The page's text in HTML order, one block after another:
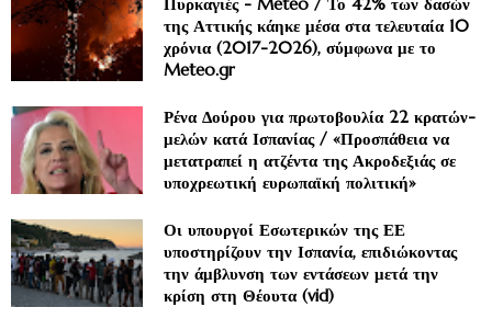
της Αττικής κάηκε μέσα στα τελευταία 10
χρόνια (2017-2026), σύμφωνα με το
Meteo.gr
Ρένα Δούρου για πρωτοβουλία 22 κρατών-
μελών κατά Ισπανίας / «Προσπάθεια να
μετατραπεί η ατζέντα της Ακροδεξιάς σε
υποχρεωτική ευρωπαϊκή πολιτική»
Οι υπουργοί Εσωτερικών της ΕΕ
υποστηρίζουν την Ισπανία, επιδιώκοντας
την άμβλυνση των εντάσεων μετά την
κρίση στη Θέουτα (vid)